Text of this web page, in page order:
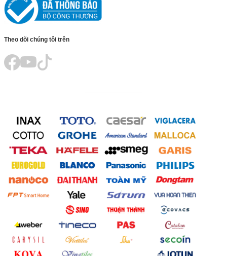
Theo dõi chúng tôi trên